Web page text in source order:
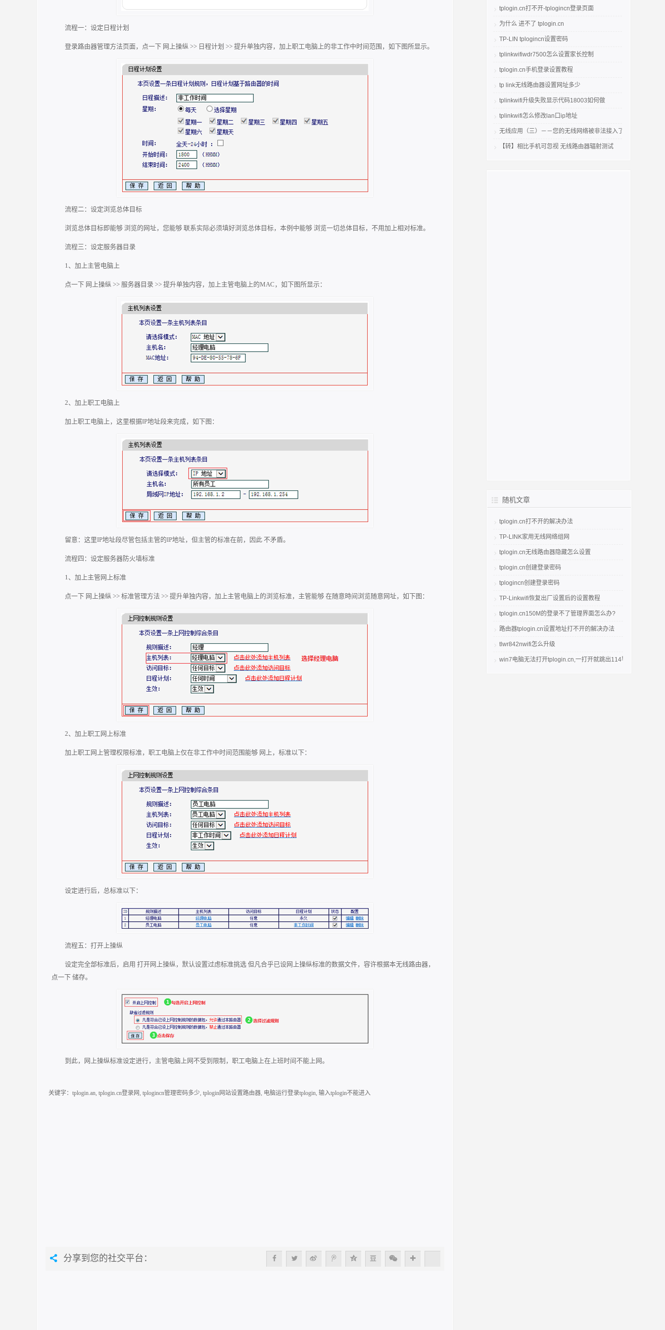
流程一：设定日程计划
登录路由器管理方法页面，点一下 网上操纵 >> 日程计划 >> 提升单独内容，加上职工电脑上的非工作中时间范围，如下图所显示。
流程二：设定浏览总体目标
浏览总体目标即能够 浏览的网址，您能够 联系实际必须填好浏览总体目标，本例中能够 浏览一切总体目标，不用加上相对标准。
流程三：设定服务器目录
1、加上主管电脑上
点一下 网上操纵 >> 服务器目录 >> 提升单独内容，加上主管电脑上的MAC，如下图所显示：
2、加上职工电脑上
加上职工电脑上，这里根据IP地址段来完成，如下图：
留意：这里IP地址段尽管包括主管的IP地址，但主管的标准在前，因此 不矛盾。
流程四：设定服务器防火墙标准
1、加上主管网上标准
点一下 网上操纵 >> 标准管理方法 >> 提升单独内容，加上主管电脑上的浏览标准，主管能够 在随意時间浏览随意网址，如下图：
2、加上职工网上标准
加上职工网上管理权限标准，职工电脑上仅在非工作中时间范围能够 网上，标准以下：
设定进行后，总标准以下：
流程五：打开上操纵
设定完全部标准后，启用 打开网上操纵，默认设置过虑标准挑选 但凡合乎已设网上操纵标准的数据文件，容许根据本无线路由器，
点一下 储存。
到此，网上操纵标准设定进行，主管电脑上网不受到限制，职工电脑上在上班时间不能上网。
关键字： tplogin.an, tplogin.cn登录网, tplogincn管理密码多少, tplogin网站设置路由器, 电脑运行登录tplogin, 输入tplogin不能进入
分享到您的社交平台：
tplogin.cn打不开-tplogincn登录页面
为什么 进不了 tplogin.cn
TP-LIN tplogincn设置密码
tplinkwifiwdr7500怎么设置家长控制
tplogin.cn手机登录设置教程
tp link无线路由器设置网址多少
tplinkwifi升级失败显示代码18003如何做
tplinkwifi怎么修改lan口ip地址
无线应用（三）－－您的无线网络被非法接入了吗
【转】相比手机可忽视 无线路由器辐射测试
随机文章
tplogin.cn打不开的解决办法
TP-LINK家用无线网络组网
tplogin.cn无线路由器隐藏怎么设置
tplogin.cn创建登录密码
tplogincn创建登录密码
TP-Linkwifi恢复出厂设置后的设置教程
tplogin.cn150M的登录不了管理界面怎么办?
路由器tplogin.cn设置地址打不开的解决办法
tlwr842nwifi怎么升级
win7电脑无法打开tplogin.cn,一打开就跳出114导航 tplogincn